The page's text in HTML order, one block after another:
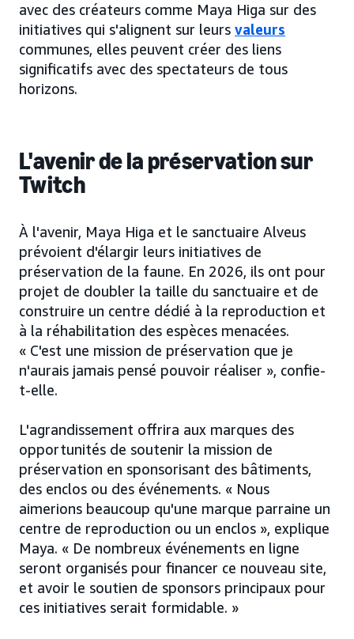
avec des créateurs comme Maya Higa sur des
initiatives qui s'alignent sur leurs valeurs
communes, elles peuvent créer des liens
significatifs avec des spectateurs de tous
horizons.
L'avenir de la préservation sur
Twitch
À l'avenir, Maya Higa et le sanctuaire Alveus
prévoient d'élargir leurs initiatives de
préservation de la faune. En 2026, ils ont pour
projet de doubler la taille du sanctuaire et de
construire un centre dédié à la reproduction et
à la réhabilitation des espèces menacées.
« C'est une mission de préservation que je
n'aurais jamais pensé pouvoir réaliser », confie-
t-elle.
L'agrandissement offrira aux marques des
opportunités de soutenir la mission de
préservation en sponsorisant des bâtiments,
des enclos ou des événements. « Nous
aimerions beaucoup qu'une marque parraine un
centre de reproduction ou un enclos », explique
Maya. « De nombreux événements en ligne
seront organisés pour financer ce nouveau site,
et avoir le soutien de sponsors principaux pour
ces initiatives serait formidable. »